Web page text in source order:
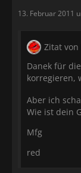
13. Februar 2011
Zitat von
Danek für
korregieren,
Aber ich
Wie ist dein
Mfg
red